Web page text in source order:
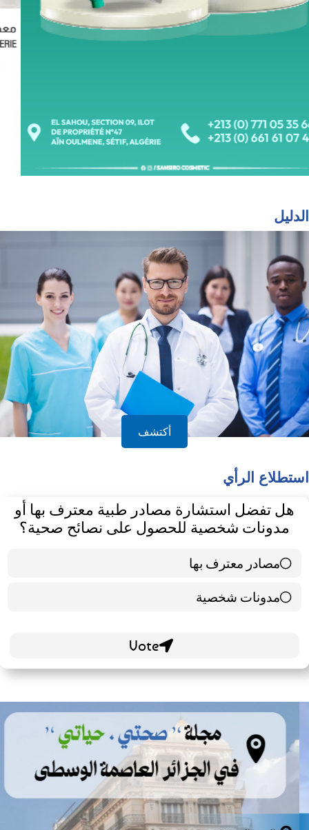
الدليل
أكتشف
استطلاع الرأي
هل تفضل استشارة مصادر طبية معترف بها أو
مدونات شخصية للحصول على نصائح صحية؟
مصادر معترف بها
39 ( 65 % )
مدونات شخصية
21 ( 35 % )